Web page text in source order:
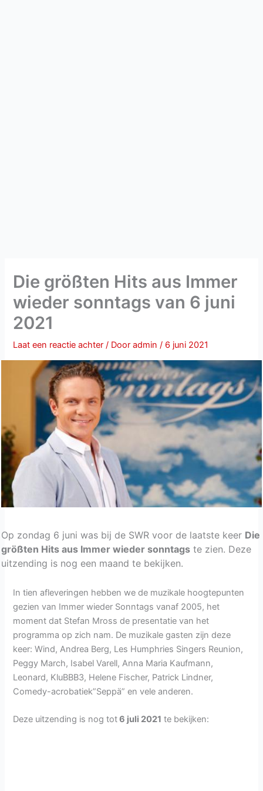
Die größten Hits aus Immer
wieder sonntags van 6 juni
2021
Laat een reactie achter / Dooradmin/ 6 juni 2021
Op zondag 6 juni was bij de SWR voor de laatste keer Die
größten Hits aus Immer wieder sonntags te zien. Deze
uitzending is nog een maand te bekijken.
In tien afleveringen hebben we de muzikale hoogtepunten
gezien van Immer wieder Sonntags vanaf 2005, het
moment dat Stefan Mross de presentatie van het
programma op zich nam. De muzikale gasten zijn deze
keer: Wind, Andrea Berg, Les Humphries Singers Reunion,
Peggy March, Isabel Varell, Anna Maria Kaufmann,
Leonard, KluBBB3, Helene Fischer, Patrick Lindner,
Comedy-acrobatiek”Seppä” en vele anderen.
Deze uitzending is nog tot6 juli 2021 te bekijken: